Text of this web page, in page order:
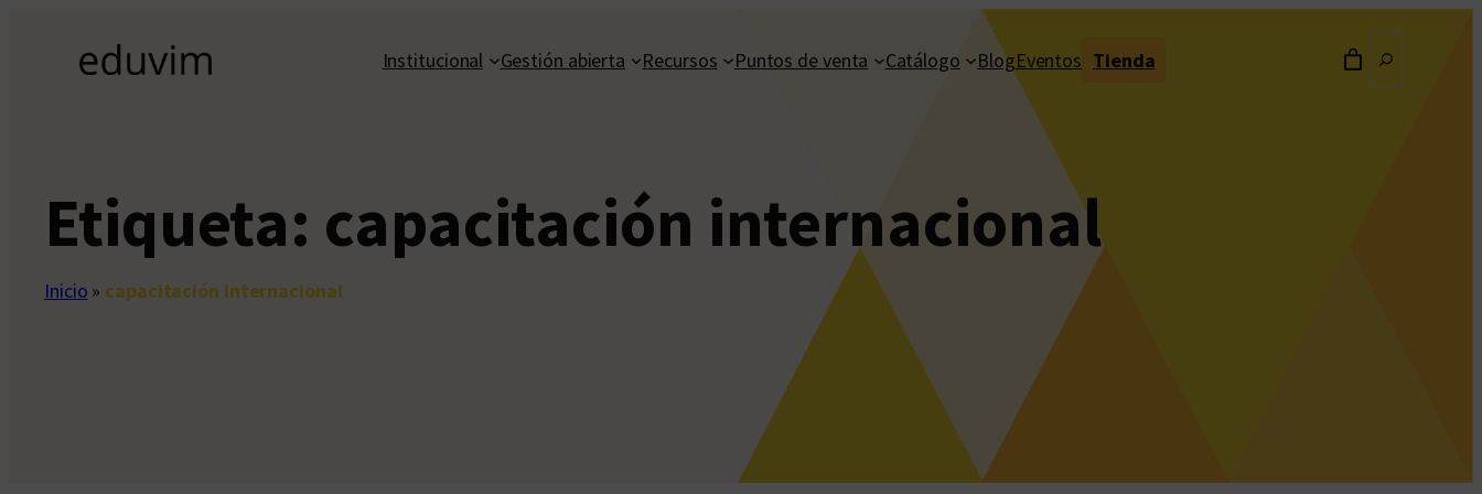
contenido
Institucional Gestión abierta Recursos Puntos de venta Catálogo BlogEventos Tienda
Etiqueta: capacitación internacional
Inicio » capacitación internacional